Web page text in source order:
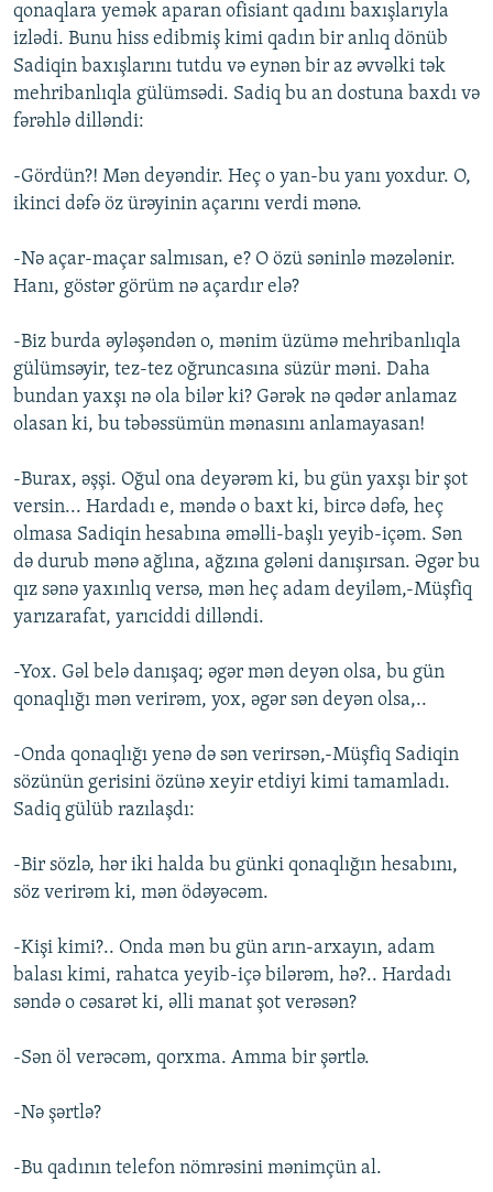
qonaqlara yemək aparan ofisiant qadını baxışlarıyla
izlədi. Bunu hiss edibmiş kimi qadın bir anlıq dönüb
Sadiqin baxışlarını tutdu və eynən bir az əvvəlki tək
mehribanlıqla gülümsədi. Sadiq bu an dostuna baxdı və
fərəhlə dilləndi:
-Gördün?! Mən deyəndir. Heç o yan-bu yanı yoxdur. O,
ikinci dəfə öz ürəyinin açarını verdi mənə.
-Nə açar-maçar salmısan, e? O özü səninlə məzələnir.
Hanı, göstər görüm nə açardır elə?
-Biz burda əyləşəndən o, mənim üzümə mehribanlıqla
gülümsəyir, tez-tez oğruncasına süzür məni. Daha
bundan yaxşı nə ola bilər ki? Gərək nə qədər anlamaz
olasan ki, bu təbəssümün mənasını anlamayasan!
-Burax, əşşi. Oğul ona deyərəm ki, bu gün yaxşı bir şot
versin... Hardadı e, məndə o baxt ki, bircə dəfə, heç
olmasa Sadiqin hesabına əməlli-başlı yeyib-içəm. Sən
də durub mənə ağlına, ağzına gələni danışırsan. Əgər bu
qız sənə yaxınlıq versə, mən heç adam deyiləm,-Müşfiq
yarızarafat, yarıciddi dilləndi.
-Yox. Gəl belə danışaq; əgər mən deyən olsa, bu gün
qonaqlığı mən verirəm, yox, əgər sən deyən olsa,..
-Onda qonaqlığı yenə də sən verirsən,-Müşfiq Sadiqin
sözünün gerisini özünə xeyir etdiyi kimi tamamladı.
Sadiq gülüb razılaşdı:
-Bir sözlə, hər iki halda bu günki qonaqlığın hesabını,
söz verirəm ki, mən ödəyəcəm.
-Kişi kimi?.. Onda mən bu gün arın-arxayın, adam
balası kimi, rahatca yeyib-içə bilərəm, hə?.. Hardadı
səndə o cəsarət ki, əlli manat şot verəsən?
-Sən öl verəcəm, qorxma. Amma bir şərtlə.
-Nə şərtlə?
-Bu qadının telefon nömrəsini mənimçün al.